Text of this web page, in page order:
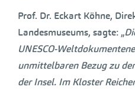
Prof. Dr. Eckart Köhne,
Landesmuseums, sagte: „
UNESCO-
unmittelbaren Bezug zu
der Insel. Im Kloster